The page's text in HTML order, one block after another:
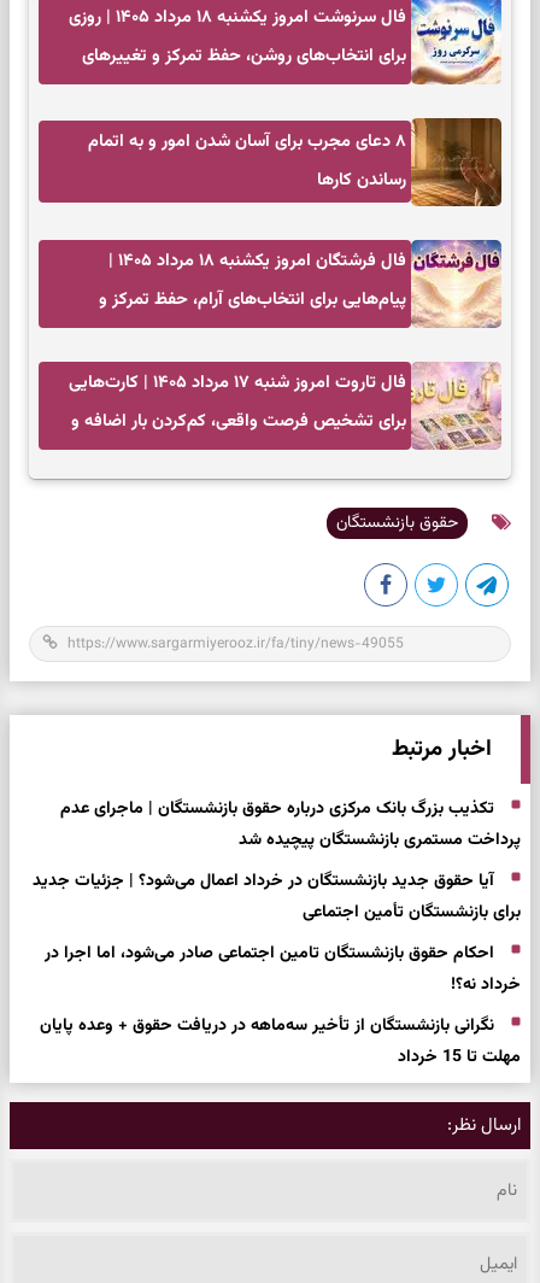
فال سرنوشت امروز یکشنبه ۱۸ مرداد ۱۴۰۵ | روزی
برای انتخاب‌های روشن، حفظ تمرکز و تغییرهای
۸ دعای مجرب برای آسان شدن امور و به اتمام
رساندن کار‌ها
فال فرشتگان امروز یکشنبه ۱۸ مرداد ۱۴۰۵ |
پیام‌هایی برای انتخاب‌های آرام، حفظ تمرکز و
فال تاروت امروز شنبه ۱۷ مرداد ۱۴۰۵ | کارت‌هایی
برای تشخیص فرصت واقعی، کم‌کردن بار اضافه و
حقوق بازنشستگان
اخبار مرتبط
تکذیب بزرگ بانک مرکزی درباره حقوق بازنشستگان | ماجرای عدم
پرداخت مستمری بازنشستگان پیچیده شد
آیا حقوق جدید بازنشستگان در خرداد اعمال می‌شود؟ | جزئیات جدید
برای بازنشستگان تأمین اجتماعی
احکام حقوق بازنشستگان تامین اجتماعی صادر می‌شود، اما اجرا در
خرداد نه؟!
نگرانی بازنشستگان از تأخیر سه‌ماهه در دریافت حقوق + وعده‌ پایان
مهلت تا 15 خرداد
ارسال نظر: